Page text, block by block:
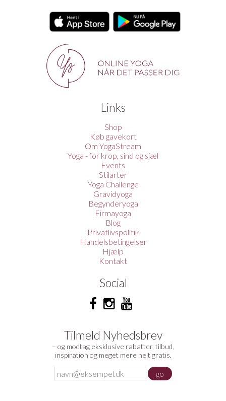
Links
Shop
Køb gavekort
Om YogaStream
Yoga - for krop, sind og sjæl
Events
Stilarter
Yoga Challenge
Gravidyoga
Begynderyoga
Firmayoga
Blog
Privatlivspolitik
Handelsbetingelser
Hjælp
Kontakt
Social
Tilmeld Nyhedsbrev
– og modtag eksklusive rabatter, tilbud,
inspiration og meget mere helt gratis.